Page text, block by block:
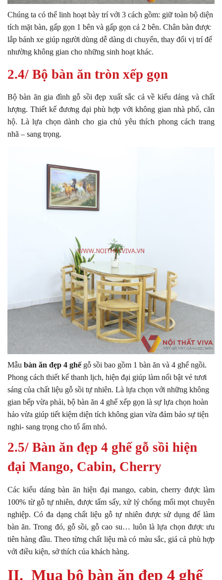
Chúng ta có thể linh hoạt bày trí với 3 cách gồm: giữ toàn bộ diện
tích mặt bàn, gấp gọn 1 bên và gấp gọn cả 2 bên. Chân bàn được
lắp bánh xe giúp người dùng dễ dàng di chuyển, thay đổi vị trí để
nhường không gian cho những sinh hoạt khác.
2.4/ Bộ bàn ăn tròn xếp gọn
Bộ bàn ăn gia đình gỗ sồi đẹp xuất sắc cả về kiểu dáng và chất
lượng. Thiết kế đương đại phù hợp với không gian nhà phố, căn
hộ. Là lựa chọn dành cho gia chủ yêu thích phong cách trang
nhã – sang trọng.
Mẫu bàn ăn đẹp 4 ghếgỗ sồi bao gồm 1 bàn ăn và 4 ghế ngồi.
Phong cách thiết kế thanh lịch, hiện đại giúp làm nổi bật vẻ tươi
sáng của chất liệu gỗ sồi tự nhiên. Là lựa chọn với những không
gian bếp vừa phải, bộ bàn ăn 4 ghế xếp gọn là sự lựa chọn hoàn
hảo vừa giúp tiết kiệm diện tích không gian vừa đảm bảo sự tiện
nghi- sang trọng cho tổ ấm nhỏ.
2.5/ Bàn ăn đẹp 4 ghế gỗ sồi hiện
đại Mango, Cabin, Cherry
Các kiểu dáng bàn ăn hiện đại mango, cabin, cherry được làm
100% từ gỗ tự nhiên, được tẩm sấy, xử lý chống mối mọt chuyên
nghiệp. Có đa dạng chất liệu gỗ tự nhiên được sử dụng để làm
bàn ăn. Trong đó, gỗ sồi, gỗ cao su… luôn là lựa chọn được ưu
tiên hàng đầu. Theo từng chất liệu mà có màu sắc, giá cả phù hợp
với điều kiện, sở thích của khách hàng.
II. Mua bộ bàn ăn đẹp 4 ghế